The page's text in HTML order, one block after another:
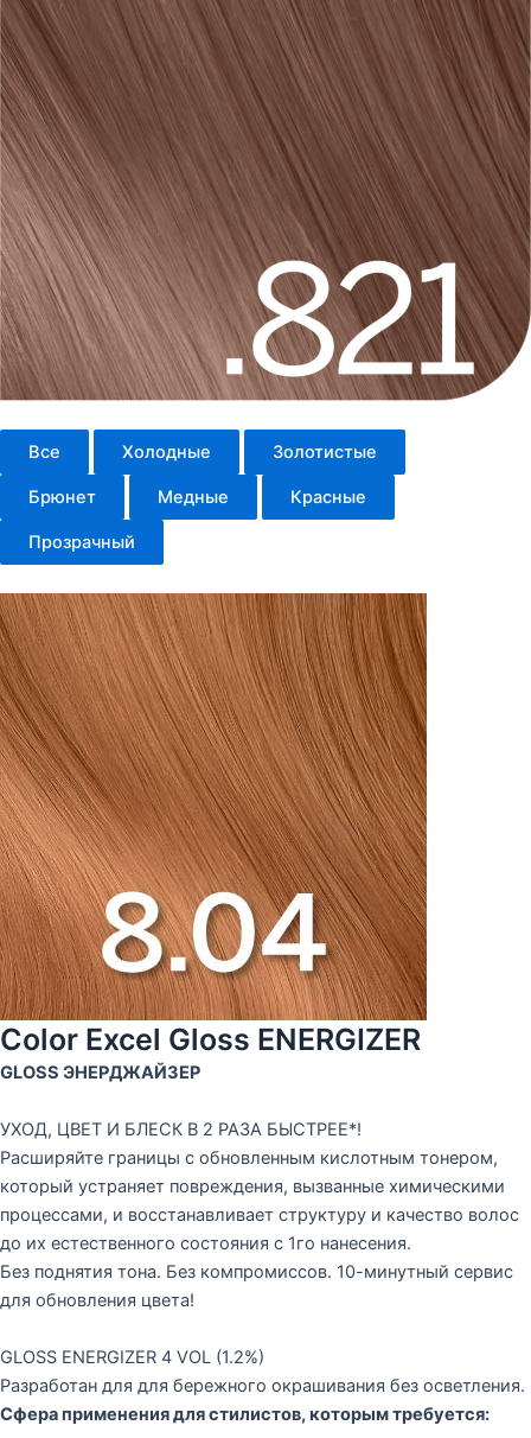
Все Холодные Золотистые
Брюнет Медные Красные
Прозрачный
Color Excel Gloss ENERGIZER
GLOSS ЭНЕРДЖАЙЗЕР
УХОД, ЦВЕТ И БЛЕСК В 2 РАЗА БЫСТРЕЕ*!
Расширяйте границы с обновленным кислотным тонером,
который устраняет повреждения, вызванные химическими
процессами, и восстанавливает структуру и качество волос
до их естественного состояния с 1го нанесения.
Без поднятия тона. Без компромиссов. 10-минутный сервис
для обновления цвета!
GLOSS ENERGIZER 4 VOL (1.2%)
Разработан для для бережного окрашивания без осветления.
Сфера применения для стилистов, которым требуется: